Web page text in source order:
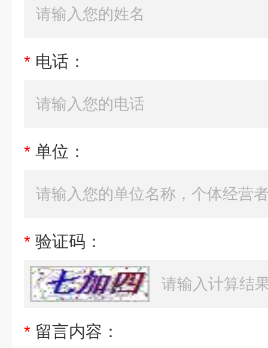
* 电话：
* 单位：
* 验证码：
* 留言内容：